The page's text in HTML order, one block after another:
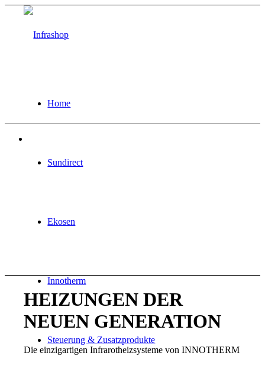
Home
Sundirect
Ekosen
Innotherm
Steuerung & Zusatzprodukte
HEIZUNGEN DER
NEUEN GENERATION
Die einzigartigen Infrarotheizsysteme von INNOTHERM